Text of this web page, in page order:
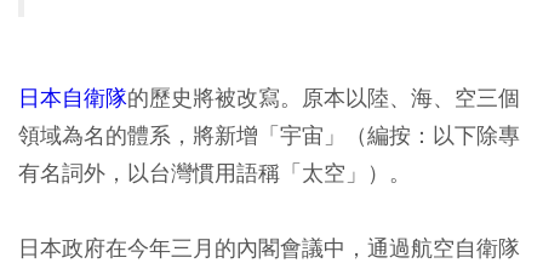
日本自衛隊的歷史將被改寫。原本以陸、海、空三個
領域為名的體系，將新增「宇宙」（編按：以下除專
有名詞外，以台灣慣用語稱「太空」）。
日本政府在今年三月的內閣會議中，通過航空自衛隊